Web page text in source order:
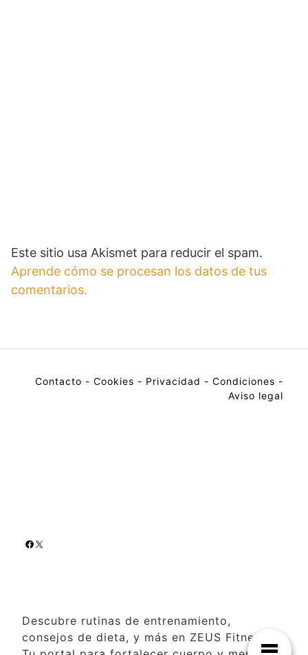
Este sitio usa Akismet para reducir el spam.
Aprende cómo se procesan los datos de tus
comentarios.
Contacto - Cookies - Privacidad - Condiciones -
Aviso legal
Descubre rutinas de entrenamiento,
consejos de dieta, y más en ZEUS Fitness.